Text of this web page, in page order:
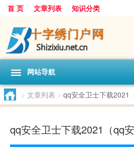
首 页 文章列表 知识分类
网站导航
> 文章列表 > qq安全卫士下载2021
qq安全卫士下载2021（qq安